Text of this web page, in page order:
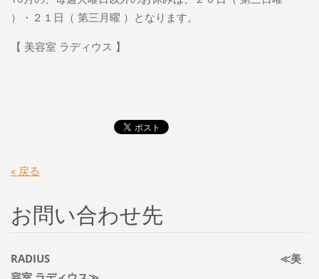
）・２１日（ 第三月曜 ）となります。
【 美容室 ラディウス 】
« 戻る
お問い合わせ先
RADIUS ≪美